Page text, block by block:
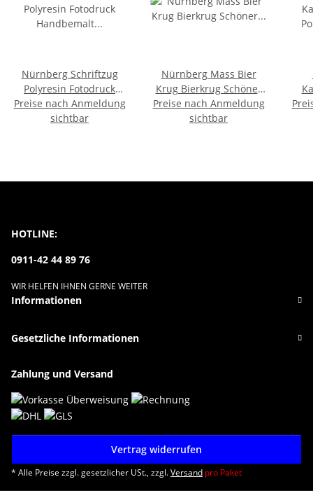
Nürnberg Schriftzug
Polyresin Fotodruck
Handbemalt Franken
Germany Deutschland
Preise nach Anmeldung
sichtbar
Nürnberg Mass Bier
Krug Bierkrug Schöner
Brunnen Frauenkirche
Altstadt Handarbeit
Preise nach Anmeldung
sichtbar
HOTLINE:
0911-42 44 89 76
WIR HELFEN IHNEN GERNE WEITER
Informationen
Gesetzliche Informationen
Zahlung und Versand
Vertrag widerrufen
* Alle Preise zzgl. gesetzlicher USt., zzgl.Versand pro Paket